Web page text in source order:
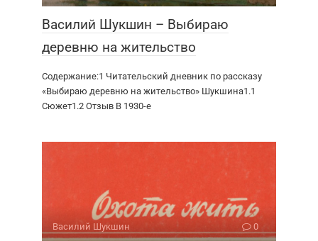
Василий Шукшин – Выбираю
деревню на жительство
Содержание:1 Читательский дневник по рассказу
«Выбираю деревню на жительство» Шукшина1.1
Сюжет1.2 Отзыв В 1930-е
Василий Шукшин 0